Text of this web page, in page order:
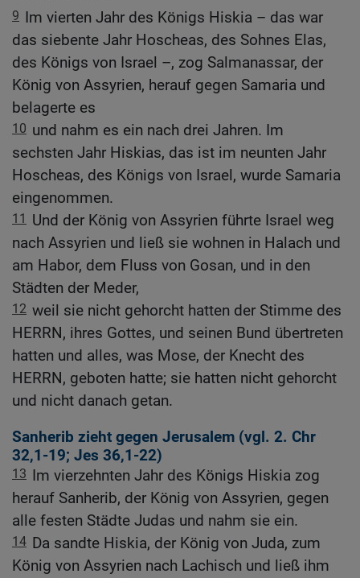
9 Im vierten Jahr des Königs Hiskia – das war
das siebente Jahr Hoscheas, des Sohnes Elas,
des Königs von Israel –, zog Salmanassar, der
König von Assyrien, herauf gegen Samaria und
belagerte es
10 und nahm es ein nach drei Jahren. Im
sechsten Jahr Hiskias, das ist im neunten Jahr
Hoscheas, des Königs von Israel, wurde Samaria
eingenommen.
11
Und der König von Assyrien führte Israel weg
nach Assyrien und ließ sie wohnen in Halach und
am Habor, dem Fluss von Gosan, und in den
Städten der Meder,
12 weil sie nicht gehorcht hatten der Stimme des
HERRN, ihres Gottes, und seinen Bund übertreten
hatten und alles, was Mose, der Knecht des
HERRN, geboten hatte; sie hatten nicht gehorcht
und nicht danach getan.
Sanherib zieht gegen Jerusalem (vgl. 2. Chr
32,1-19; Jes 36,1-22)
13 Im vierzehnten Jahr des Königs Hiskia zog
herauf Sanherib, der König von Assyrien, gegen
alle festen Städte Judas und nahm sie ein.
14 Da sandte Hiskia, der König von Juda, zum
König von Assyrien nach Lachisch und ließ ihm